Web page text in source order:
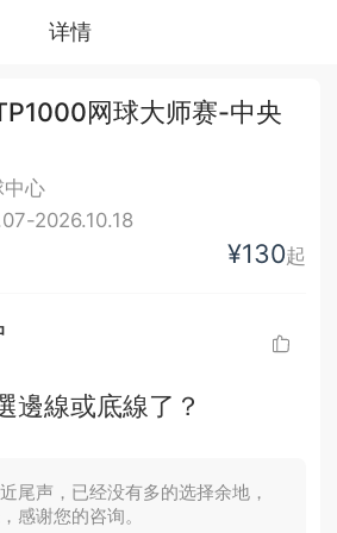
详情
网球大师赛-中央
中心
2026.10.18
¥130起
邊線或底線了？
尾声，已经没有多的选择余地，
感谢您的咨询。